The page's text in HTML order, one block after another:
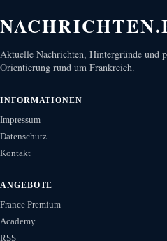
Aktuelle Nachrichten, Hintergründe und
Orientierung rund um Frankreich.
INFORMATIONEN
Impressum
Datenschutz
Kontakt
ANGEBOTE
France Premium
Academy
RSS